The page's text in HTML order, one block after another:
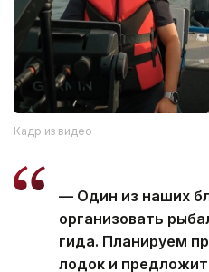
Кадр из видео
— Один из наших
организовать
гида. Планируем
лодок и